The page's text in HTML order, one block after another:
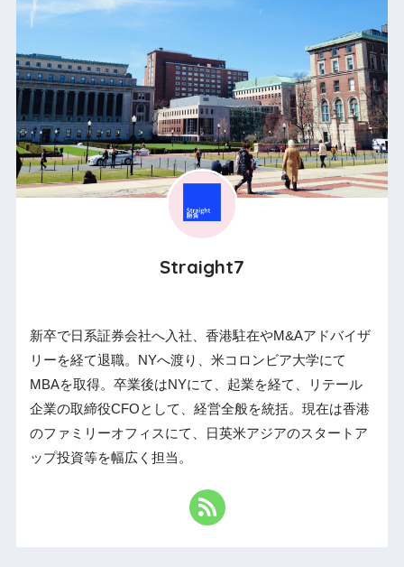
Straight7
新卒で日系証券会社へ入社、香港駐在やM&Aアドバイザ
リーを経て退職。NYへ渡り、米コロンビア大学にて
MBAを取得。卒業後はNYにて、起業を経て、リテール
企業の取締役CFOとして、経営全般を統括。現在は香港
のファミリーオフィスにて、日英米アジアのスタートア
ップ投資等を幅広く担当。